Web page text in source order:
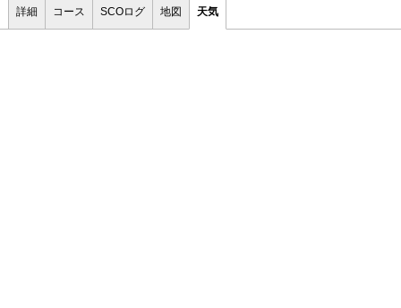
詳細 コース SCOログ 地図 天気